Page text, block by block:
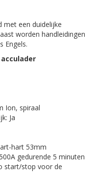
met een duidelijke
worden handleidingen
Engels.
Ion, spiraal
Ja
hart 53mm
gedurende 5 minuten
start/stop voor de